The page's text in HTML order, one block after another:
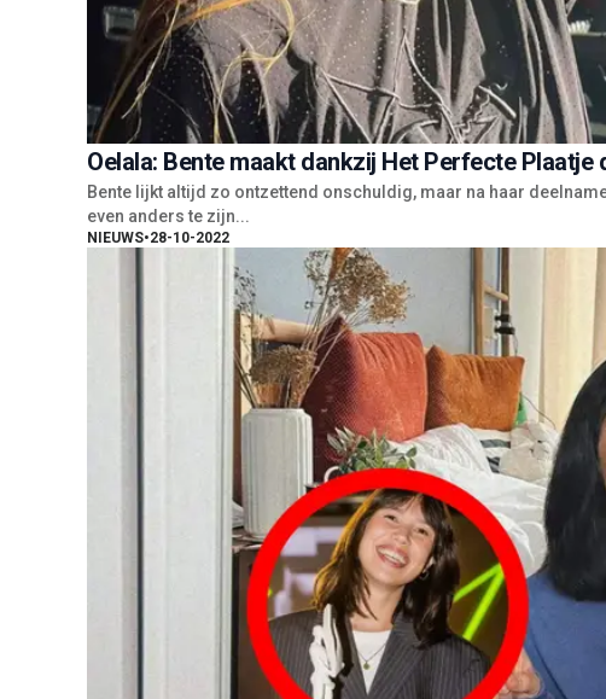
Oelala: Bente maakt dankzij Het Perfecte
Bente lijkt altijd zo ontzettend onschuldig, maar na haar
even anders te zijn...
NIEUWS•28-10-2022